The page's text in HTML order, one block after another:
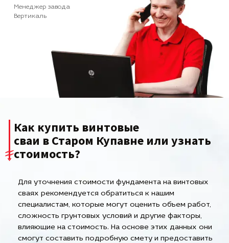
Менеджер завода
Вертикаль
Как купить винтовые
сваи в Старом Купавне или узнать
стоимость?
Для уточнения стоимости фундамента на винтовых
сваях рекомендуется обратиться к нашим
специалистам, которые могут оценить объем работ,
сложность грунтовых условий и другие факторы,
влияющие на стоимость. На основе этих данных они
смогут составить подробную смету и предоставить